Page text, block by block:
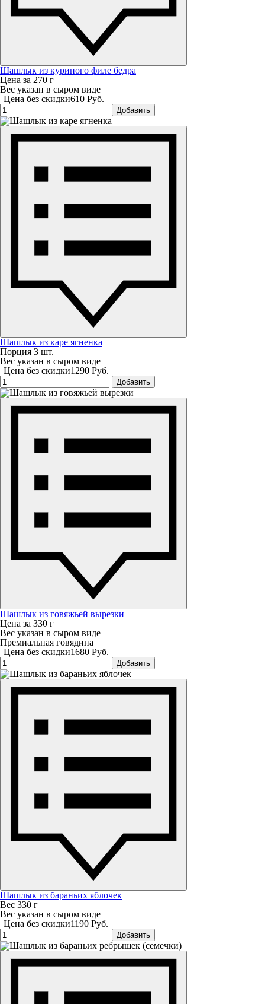
Шашлык из куриного филе бедра
Цена за 270 г
Вес указан в сыром виде
Цена без скидки610 Руб.
Добавить
Шашлык из каре ягненка
Порция 3 шт.
Вес указан в сыром виде
Цена без скидки1290 Руб.
Добавить
Шашлык из говяжьей вырезки
Цена за 330 г
Вес указан в сыром виде
Премиальная говядина
Цена без скидки1680 Руб.
Добавить
Шашлык из бараньих яблочек
Вес 330 г
Вес указан в сыром виде
Цена без скидки1190 Руб.
Добавить